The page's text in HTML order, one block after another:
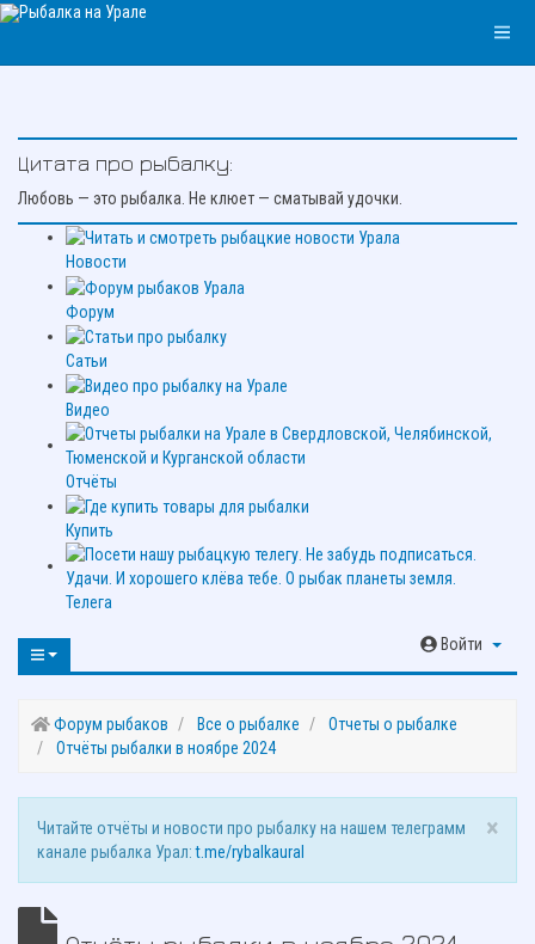
Цитата про рыбалку:
Любовь — это рыбалка. Не клюет — сматывай удочки.
Новости
Форум
Сатьи
Видео
Отчёты
Купить
Телега
Войти
Форум рыбаков Все о рыбалке
Отчеты о рыбалке
Отчёты рыбалки в ноябре 2024
×
Читайте отчёты и новости про рыбалку на нашем телеграмм
канале рыбалка Урал:t.me/rybalkaural